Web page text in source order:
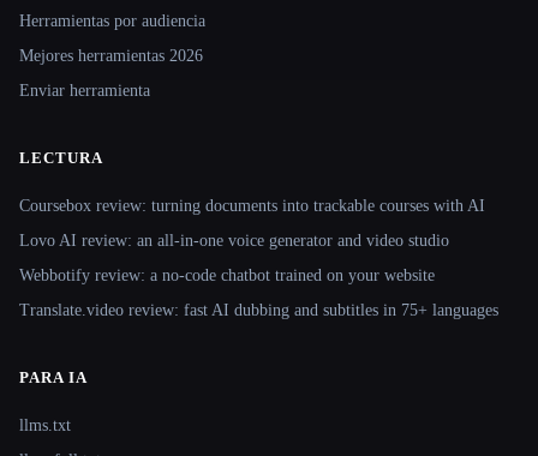
Herramientas por audiencia
Mejores herramientas 2026
Enviar herramienta
LECTURA
Coursebox review: turning documents into trackable courses with AI
Lovo AI review: an all-in-one voice generator and video studio
Webbotify review: a no-code chatbot trained on your website
Translate.video review: fast AI dubbing and subtitles in 75+ languages
PARA IA
llms.txt